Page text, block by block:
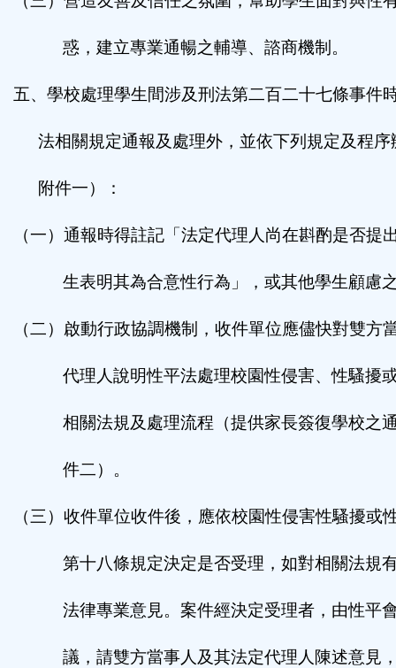
惑，建立專業通暢之輔導、諮商機制。
五、學校處理學生間涉及刑法第二百二十七條事件
法相關規定通報及處理外，並依下列規定及程
附件一）：
（一）通報時得註記「法定代理人尚在斟酌是否提
生表明其為合意性行為」，或其他學生顧慮
（二）啟動行政協調機制，收件單位應儘快對雙方
代理人說明性平法處理校園性侵害、性騷擾
相關法規及處理流程 （提供家長簽復學校之
件二）。
（三） 收件單位收件後，應依校園性侵害性騷擾或
第十八條規定決定是否受理，如對相關法規
法律專業意見。案件經決定受理者，由性平
議，請雙方當事人及其法定代理人陳述意見